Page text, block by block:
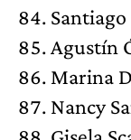
Agustín
Marina
Nancy